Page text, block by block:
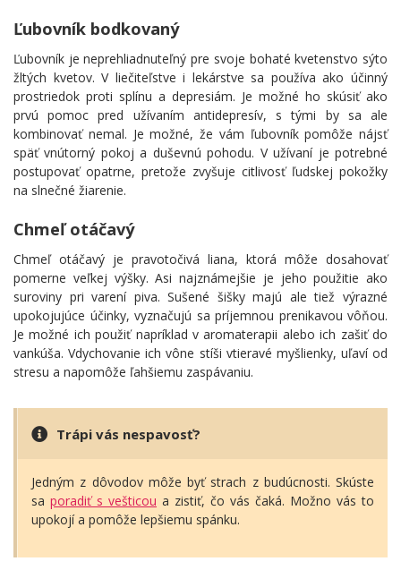
Ľubovník bodkovaný
Ľubovník je neprehliadnuteľný pre svoje bohaté kvetenstvo sýto
žltých kvetov. V liečiteľstve i lekárstve sa používa ako účinný
prostriedok proti splínu a depresiám. Je možné ho skúsiť ako
prvú pomoc pred užívaním antidepresív, s tými by sa ale
kombinovať nemal. Je možné, že vám ľubovník pomôže nájsť
späť vnútorný pokoj a duševnú pohodu. V užívaní je potrebné
postupovať opatrne, pretože zvyšuje citlivosť ľudskej pokožky
na slnečné žiarenie.
Chmeľ otáčavý
Chmeľ otáčavý je pravotočivá liana, ktorá môže dosahovať
pomerne veľkej výšky. Asi najznámejšie je jeho použitie ako
suroviny pri varení piva. Sušené šišky majú ale tiež výrazné
upokojujúce účinky, vyznačujú sa príjemnou prenikavou vôňou.
Je možné ich použiť napríklad v aromaterapii alebo ich zašiť do
vankúša. Vdychovanie ich vône stíši vtieravé myšlienky, uľaví od
stresu a napomôže ľahšiemu zaspávaniu.
Trápi vás nespavosť?
Jedným z dôvodov môže byť strach z budúcnosti. Skúste
sa poradiť s vešticou a zistiť, čo vás čaká. Možno vás to
upokojí a pomôže lepšiemu spánku.